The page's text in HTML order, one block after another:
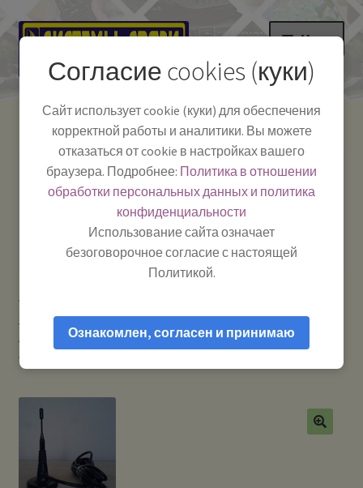
Перейти
навигации
Перейти
содержимому
Меню
Как пользоваться
Полезная информация
Мой аккаунт
Системы Связи:
г. Красноярск, ул.
Работаем:Пн-Пт:
10:00–18:00
-
Телефон:+7-
391-249-1040
Тел.|WA|Telegram:
+79029904090
интернета
Антенны для усиления сотового сигнала GSM /
3G / 4G / Wi-Fi
Антей-905 mini SMA 2m (890 — 960 МГц) —
Антенна для усиления сигнала GSM
Согласие cookies (куки)
Сайт использует cookie (куки) для обеспечения
корректной работы и аналитики. Вы можете
отказаться от cookie в настройках вашего
браузера. Подробнее: Политика в отношении
обработки персональных данных и политика
конфиденциальности
Использование сайта означает
безоговорочное согласие с настоящей
Политикой.
Ознакомлен, согласен и принимаю